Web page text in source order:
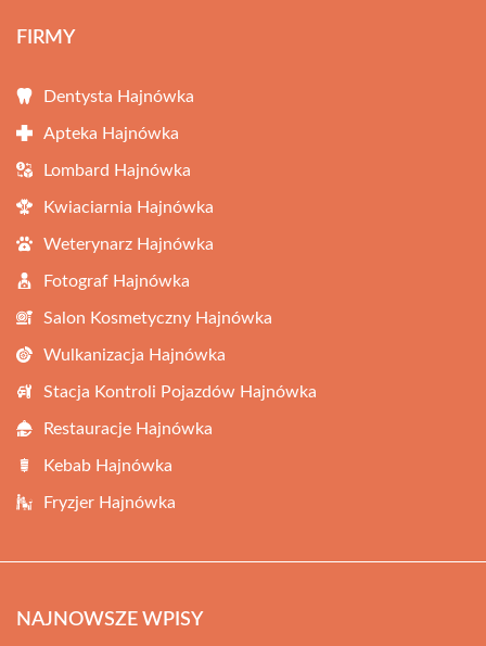
FIRMY
Dentysta Hajnówka
Apteka Hajnówka
Lombard Hajnówka
Kwiaciarnia Hajnówka
Weterynarz Hajnówka
Fotograf Hajnówka
Salon Kosmetyczny Hajnówka
Wulkanizacja Hajnówka
Stacja Kontroli Pojazdów Hajnówka
Restauracje Hajnówka
Kebab Hajnówka
Fryzjer Hajnówka
NAJNOWSZE WPISY